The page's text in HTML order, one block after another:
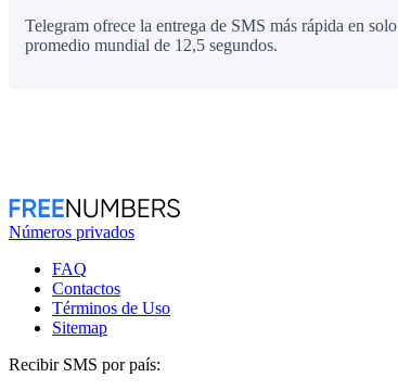
Telegram ofrece la entrega de SMS más rápida en
promedio mundial de 12,5 segundos.
Números privados
FAQ
Contactos
Términos de Uso
Sitemap
Recibir SMS por país: